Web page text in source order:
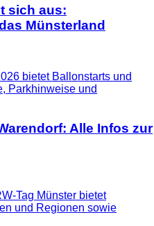
sich aus:
Münsterland
Alle Infos zur